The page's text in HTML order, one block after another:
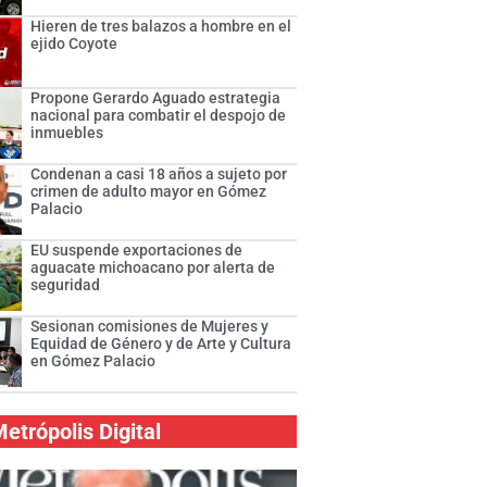
Hieren de tres balazos a hombre en el
ejido Coyote
Propone Gerardo Aguado estrategia
nacional para combatir el despojo de
inmuebles
Condenan a casi 18 años a sujeto por
crimen de adulto mayor en Gómez
Palacio
EU suspende exportaciones de
aguacate michoacano por alerta de
seguridad
Sesionan comisiones de Mujeres y
Equidad de Género y de Arte y Cultura
en Gómez Palacio
Digital